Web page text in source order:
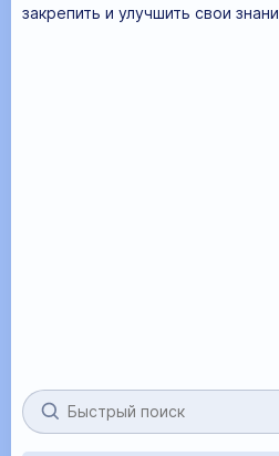
закрепить и улучшить свои